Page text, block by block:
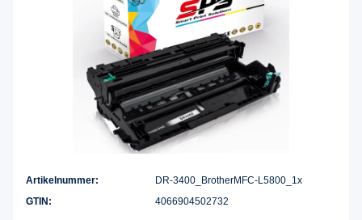
Artikelnummer:
DR-3400_BrotherMFC-L5800_1x
GTIN:
4066904502732